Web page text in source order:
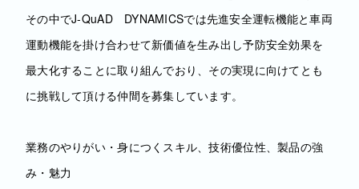
その中でJ-QuAD DYNAMICSでは先進安全運転機能と車両
運動機能を掛け合わせて新価値を生み出し予防安全効果を
最大化することに取り組んでおり、その実現に向けてとも
に挑戦して頂ける仲間を募集しています。
業務のやりがい・身につくスキル、技術優位性、製品の強
み・魅力